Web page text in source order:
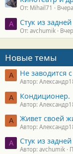
От: Mihail71
A Стук из
От: avchumik
Новые темы
А Не заводится
Автор:
А Кондиционер.
Автор:
А Живет своей
Автор:
A Стук из
Автор: avchumik